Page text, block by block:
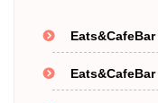
Eats&CafeBar
Eats&CafeBar